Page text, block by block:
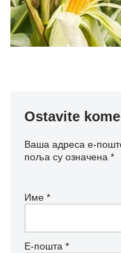
Ostavite
Ваша адреса е-
поља су означена *
Име *
Е-пошта *